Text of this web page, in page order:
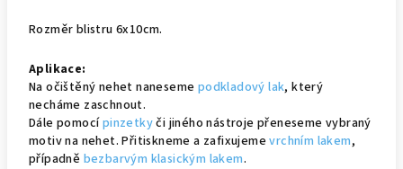
Rozměr blistru 6x10cm.
Aplikace:
Na očištěný nehet naneseme podkladový lak, který
necháme zaschnout.
Dále pomocípinzetkyči jiného nástroje přeneseme vybraný
motiv na nehet. Přitiskneme a zafixujemevrchním lakem,
případně bezbarvým klasickým lakem.